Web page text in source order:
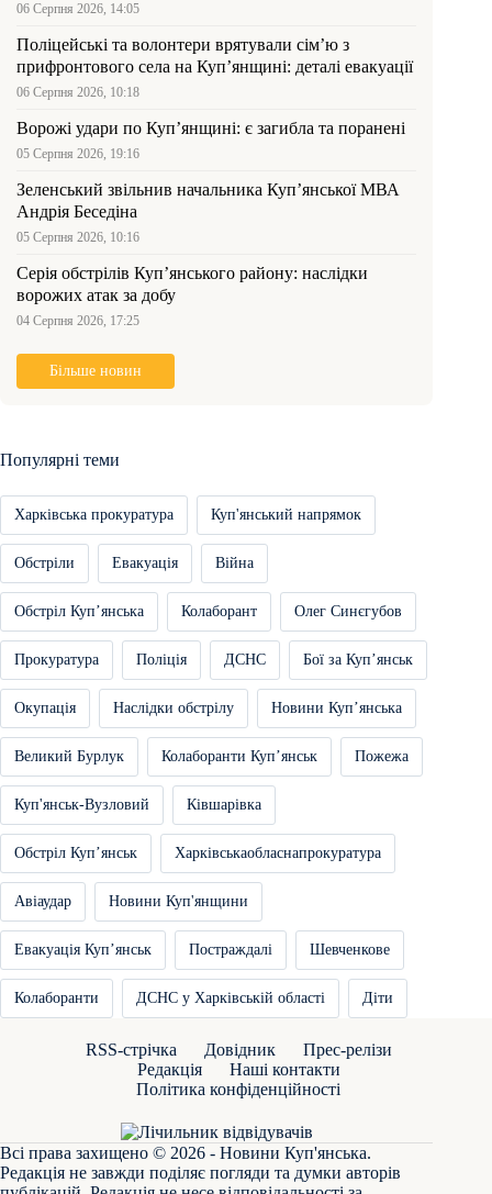
06 Серпня 2026, 14:05
Поліцейські та волонтери врятували сім’ю з
прифронтового села на Куп’янщині: деталі евакуації
06 Серпня 2026, 10:18
Ворожі удари по Куп’янщині: є загибла та поранені
05 Серпня 2026, 19:16
Зеленський звільнив начальника Купʼянської МВА
Андрія Беседіна
05 Серпня 2026, 10:16
Серія обстрілів Куп’янського району: наслідки
ворожих атак за добу
04 Серпня 2026, 17:25
Більше новин
Популярні теми
Харківська прокуратура Куп'янський напрямок
Обстріли Евакуація Війна
Обстріл Купʼянська Колаборант Олег Синєгубов
Прокуратура Поліція ДСНС Бої за Купʼянськ
Окупація Наслідки обстрілу Новини Купʼянська
Великий Бурлук Колаборанти Купʼянськ Пожежа
Куп'янськ-Вузловий Ківшарівка
Обстріл Купʼянськ Харківськаобласнапрокуратура
Авіаудар Новини Куп'янщини
Евакуація Купʼянськ Постраждалі Шевченкове
Колаборанти ДСНС у Харківській області Діти
RSS-стрічка Довідник
Прес-релізи
Редакція
Наші контакти
Політика конфіденційності
Всі права захищено © 2026 - Новини Куп'янська.
Редакція не завжди поділяє погляди та думки авторів